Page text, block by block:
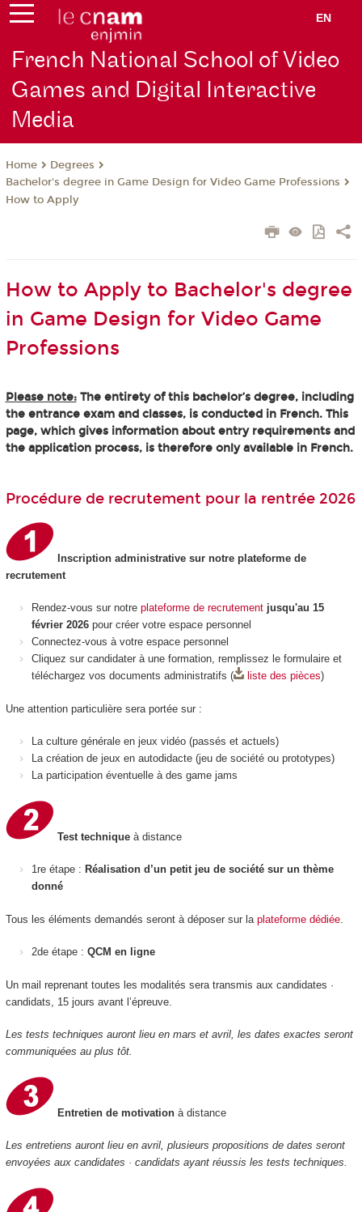
EN
French National School of Video
Games and Digital Interactive
Media
Home
Degrees
Bachelor's degree in Game Design for Video Game Professions
How to Apply
How to Apply to Bachelor's degree
in Game Design for Video Game
Professions
Please note:The entirety of this bachelor’s degree, including
the entrance exam and classes, is conducted in French. This
page, which gives information about entry requirements and
the application process, is therefore only available in French.
Procédure de recrutement pour la rentrée 2026
Inscription administrative sur notre plateforme de
recrutement
Rendez-vous sur notre plateforme de recrutement jusqu'au 15
février 2026 pour créer votre espace personnel
Connectez-vous à votre espace personnel
Cliquez sur candidater à une formation, remplissez le formulaire et
téléchargez vos documents administratifs (
liste des pièces)
Une attention particulière sera portée sur :
La culture générale en jeux vidéo (passés et actuels)
La création de jeux en autodidacte (jeu de société ou prototypes)
La participation éventuelle à des game jams
Test techniqueà distance
1re étape : Réalisation d’un petit jeu de société sur un thème
donné
Tous les éléments demandés seront à déposer sur la plateforme dédiée.
2de étape : QCM en ligne
Un mail reprenant toutes les modalités sera transmis aux candidates ·
candidats, 15 jours avant l’épreuve.
Les tests techniques auront lieu en mars et avril, les dates exactes seront
communiquées au plus tôt.
Entretien de motivation à distance
Les entretiens auront lieu en avril, plusieurs propositions de dates seront
envoyées aux candidates · candidats ayant réussis les tests techniques.